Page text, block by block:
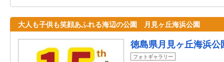
大人も子供も笑顔あふれる海辺の公園 月見ヶ丘海浜公園
徳島県月見ヶ丘海浜公
フォトギャラリー